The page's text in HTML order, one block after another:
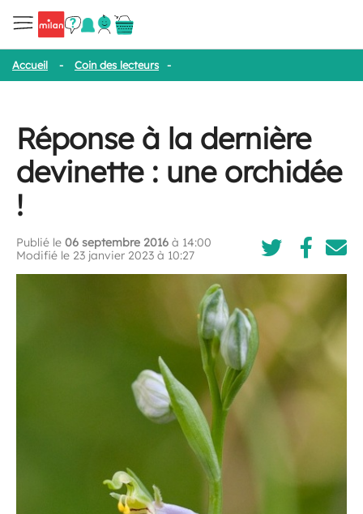
Accueil - Coin des lecteurs -
Réponse à la dernière
devinette : une orchidée
!
Publié le 06 septembre 2016 à 14:00
Modifié le 23 janvier 2023 à 10:27